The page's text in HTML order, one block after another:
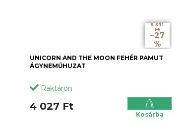
5 531
Ft
–27
%
UNICORN AND THE MOON FEHÉR PAMUT
ÁGYNEMŰHUZAT
Raktáron
4 027 Ft
Kosárba